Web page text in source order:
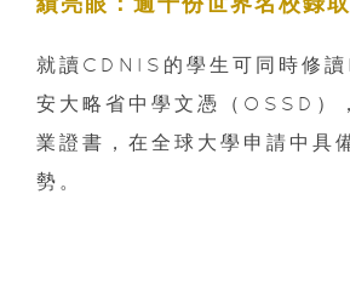
就讀CDNIS的學生可同時修
安大略省中學文憑（OSSD）
業證書，在全球大學申請中具
勢。